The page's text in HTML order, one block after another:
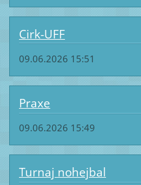
Cirk-UFF
09.06.2026 15:51
Praxe
09.06.2026 15:49
Turnaj nohejbal